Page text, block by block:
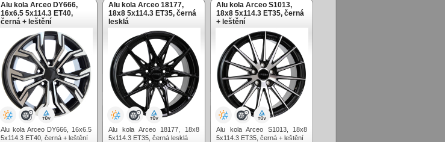
Alu kola Arceo DY666,
16x6.5 5x114.3 ET40,
černá + leštění
Alu kola Arceo DY666, 16x6.5
5x114.3 ET40, černá + leštění
Alu kola Arceo 18177,
18x8 5x114.3 ET35, černá
lesklá
Alu kola Arceo 18177, 18x8
5x114.3 ET35, černá lesklá
Alu kola Arceo S1013,
18x8 5x114.3 ET35, černá
+ leštění
Alu kola Arceo S1013, 18x8
5x114.3 ET35, černá + leštění